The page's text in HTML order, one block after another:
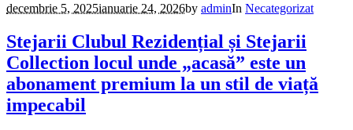
decembrie 5, 2025ianuarie 24, 2026by adminIn Necategorizat
Stejarii Clubul Rezidențial și Stejarii
Collection locul unde „acasă” este un
abonament premium la un stil de viață
impecabil